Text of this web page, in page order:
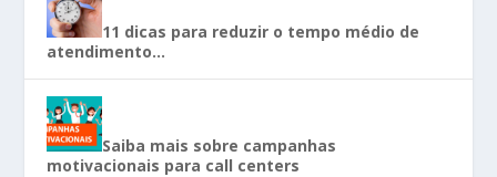
11 dicas para reduzir o tempo médio de
atendimento…
Saiba mais sobre campanhas
motivacionais para call centers